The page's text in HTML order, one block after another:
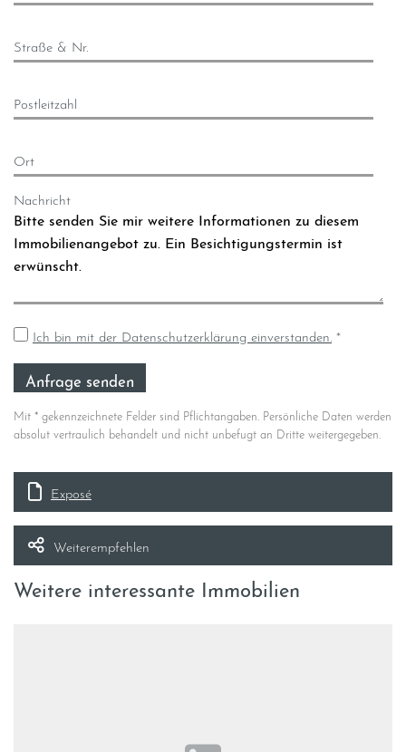
Straße & Nr.
Postleitzahl
Ort
Nachricht
Ich bin mit der Datenschutzerklärung einverstanden. *
Mit * gekennzeichnete Felder sind Pflichtangaben. Persönliche Daten werden
absolut vertraulich behandelt und nicht unbefugt an Dritte weitergegeben.
Exposé
Weiterempfehlen
Weitere interessante Immobilien